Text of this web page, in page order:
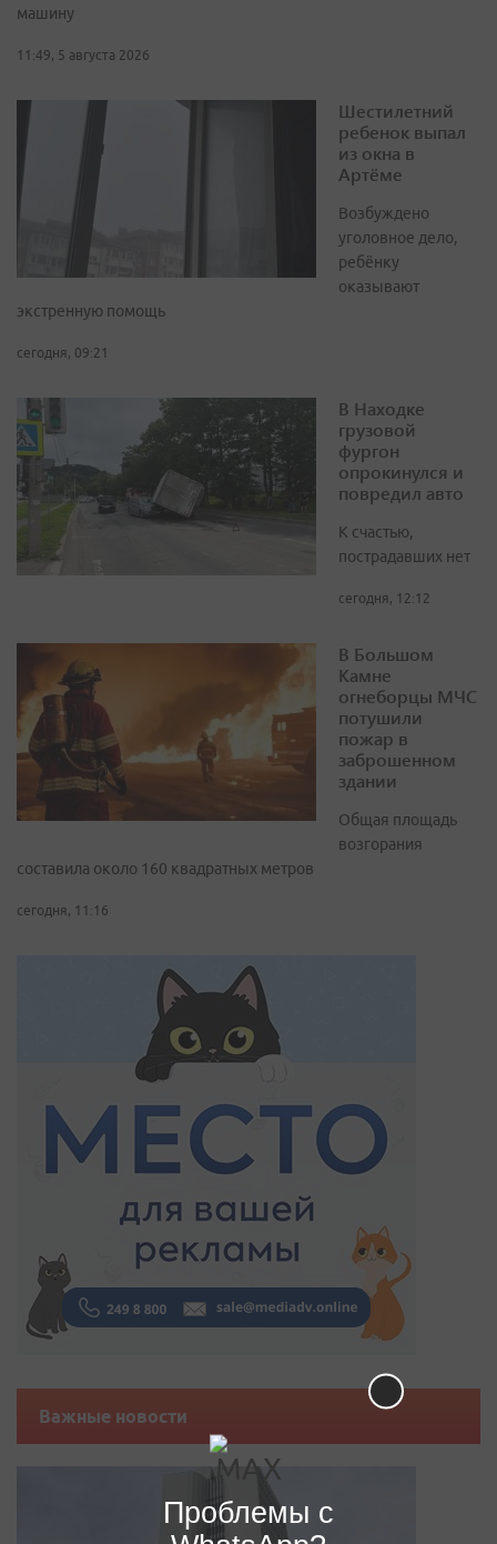
машину
11:49, 5 августа 2026
Шестилетний
ребенок выпал
из окна в
Артёме
Возбуждено
уголовное дело,
ребёнку
оказывают
экстренную помощь
сегодня, 09:21
В Находке
грузовой
фургон
опрокинулся и
повредил авто
К счастью,
пострадавших нет
сегодня, 12:12
В Большом
Камне
огнеборцы МЧС
потушили
пожар в
заброшенном
здании
Общая площадь
возгорания
составила около 160 квадратных метров
сегодня, 11:16
Важные новости
Проблемы с